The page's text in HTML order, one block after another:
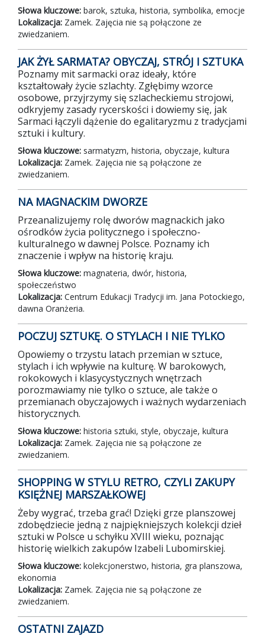
Słowa kluczowe: barok, sztuka, historia, symbolika, emocje
Lokalizacja: Zamek. Zajęcia nie są połączone ze
zwiedzaniem.
JAK ŻYŁ SARMATA? OBYCZAJ, STRÓJ I SZTUKA
Poznamy mit sarmacki oraz ideały, które
kształtowały życie szlachty. Zgłębimy wzorce
osobowe, przyjrzymy się szlacheckiemu strojowi,
odkryjemy zasady rycerskości i dowiemy się, jak
Sarmaci łączyli dążenie do egalitaryzmu z tradycjami
sztuki i kultury.
Słowa kluczowe: sarmatyzm, historia, obyczaje, kultura
Lokalizacja: Zamek. Zajęcia nie są połączone ze
zwiedzaniem.
NA MAGNACKIM DWORZE
Przeanalizujemy rolę dworów magnackich jako
ośrodków życia politycznego i społeczno-
kulturalnego w dawnej Polsce. Poznamy ich
znaczenie i wpływ na historię kraju.
Słowa kluczowe: magnateria, dwór, historia,
społeczeństwo
Lokalizacja: Centrum Edukacji Tradycji im. Jana Potockiego,
dawna Oranżeria.
POCZUJ SZTUKĘ. O STYLACH I NIE TYLKO
Opowiemy o trzystu latach przemian w sztuce,
stylach i ich wpływie na kulturę. W barokowych,
rokokowych i klasycystycznych wnętrzach
porozmawiamy nie tylko o sztuce, ale także o
przemianach obyczajowych i ważnych wydarzeniach
historycznych.
Słowa kluczowe: historia sztuki, style, obyczaje, kultura
Lokalizacja: Zamek. Zajęcia nie są połączone ze
zwiedzaniem.
SHOPPING W STYLU RETRO, CZYLI ZAKUPY
KSIĘŻNEJ MARSZAŁKOWEJ
Żeby wygrać, trzeba grać! Dzięki grze planszowej
zdobędziecie jedną z najpiękniejszych kolekcji dzieł
sztuki w Polsce u schyłku XVIII wieku, poznając
historię wielkich zakupów Izabeli Lubomirskiej.
Słowa kluczowe: kolekcjonerstwo, historia, gra planszowa,
ekonomia
Lokalizacja: Zamek. Zajęcia nie są połączone ze
zwiedzaniem.
OSTATNI ZAJAZD